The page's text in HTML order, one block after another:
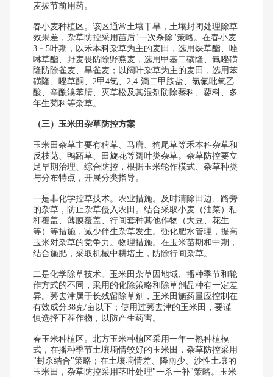
麦拔节前用药。
春小麦种植区。该区通常土壤干旱，土壤封闭处理除草
效果差，杂草防控采用苗后"一次杀除"策略。在春小麦
3－5叶期，以禾本科杂草为主的麦田，选用炔草酯、唑
啉草酯、野麦畏防除野燕麦，选用甲基二磺隆、氟唑磺
隆防除雀麦、旱雀麦；以阔叶杂草为主的麦田，选用苯
磺隆、唑草酮、2甲4氯、2,4-滴二甲胺盐、氯氟吡氧乙
酸、辛酰溴苯腈、灭草松及其混剂防除藜科、蓼科、多
年生菊科等杂草。
（三）玉米田杂草防控方案
玉米田杂草主要有稗草、马唐、狗尾草等禾本科杂草和
反枝苋、鸭跖草、田旋花等阔叶类杂草。杂草防控要立
足早期治理、综合防控，根据玉米轮作模式、杂草种类
与分布特点，开展分类指导。
一是非化学控草技术。农业措施。及时清除田边、路旁
的杂草，防止杂草侵入农田。结合采取小麦（油菜）秸
秆覆盖、薄膜覆盖、行间套种其他作物（大豆、花生
等）等措施，减少伴生杂草发生。强化肥水管理，提高
玉米对杂草的竞争力。物理措施。在玉米苗期和中期，
结合施肥，采取机械中耕培土，防除行间杂草。
二是化学除草技术。玉米田杂草因地域、播种季节和轮
作方式的不同，采用的化除策略和除草剂品种有一定差
异。莠去津属于长残留除草剂，玉米田施药量应控制在
有效成分38克/亩以下；使用过莠去津的玉米田，要谨
慎选择下茬作物，以防产生药害。
春玉米种植区。北方玉米种植区采用一年一熟种植模
式，在播种季节土壤墒情较好的玉米田，杂草防控采用
"封杀结合"策略；在土壤墒情差、降雨少、沙性土壤的
玉米田，杂草防控采用茎叶处理"一杀一补"策略。玉米